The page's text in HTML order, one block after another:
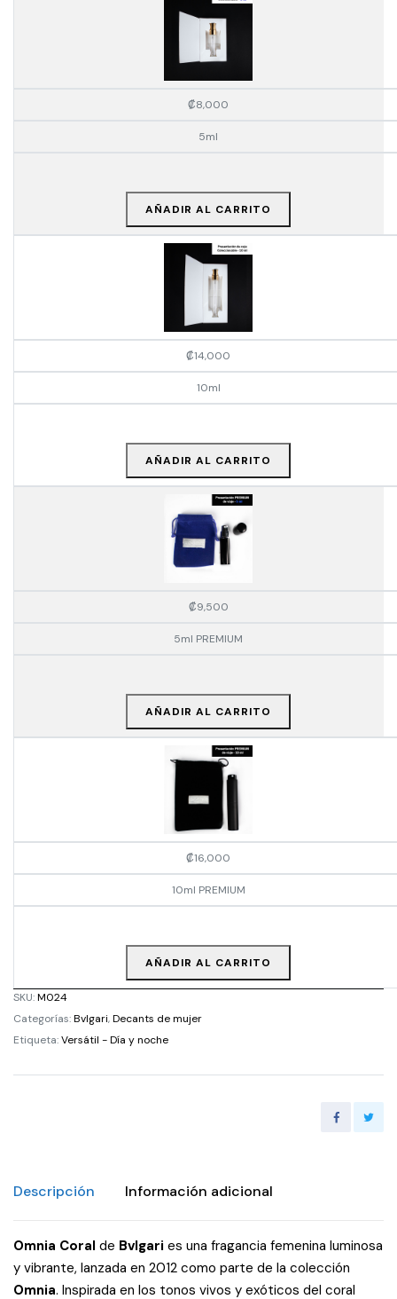
₡8,000
5ml
AÑADIR AL CARRITO
₡14,000
10ml
AÑADIR AL CARRITO
₡9,500
5ml PREMIUM
AÑADIR AL CARRITO
₡16,000
10ml PREMIUM
AÑADIR AL CARRITO
SKU:M024
Categorías:Bvlgari,Decants de mujer
Etiqueta:Versátil - Día y noche
Descripción Información adicional
Omnia Coral de Bvlgari es una fragancia femenina luminosa
y vibrante, lanzada en 2012 como parte de la colección
Omnia. Inspirada en los tonos vivos y exóticos del coral